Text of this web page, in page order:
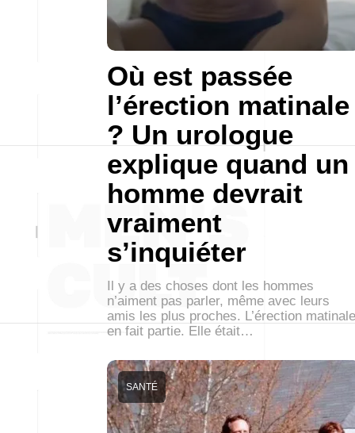
Où est passée
l’érection matinale
? Un urologue
explique quand un
homme devrait
vraiment
s’inquiéter
Il y a des choses dont les hommes
n’aiment pas parler, même avec leurs
amis les plus proches. L’érection matinale
en fait partie. Elle était…
SANTÉ